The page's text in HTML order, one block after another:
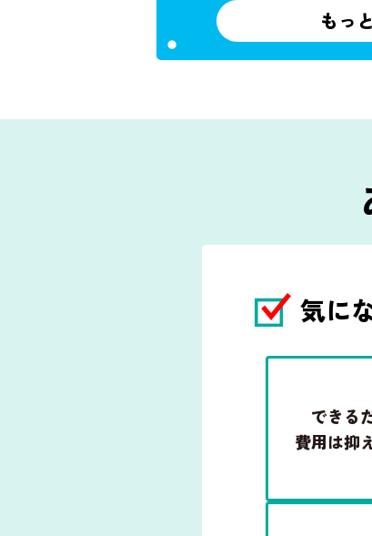
もっ
気に
できる
費用は抑